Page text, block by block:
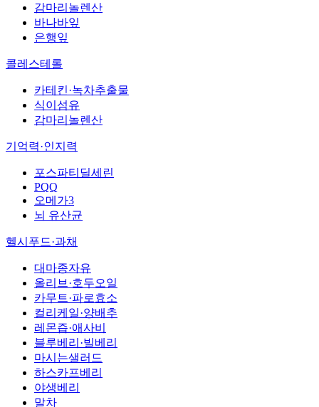
감마리놀렌산
바나바잎
은행잎
콜레스테롤
카테킨·녹차추출물
식이섬유
감마리놀렌산
기억력·인지력
포스파티딜세린
PQQ
오메가3
뇌 유산균
헬시푸드·과채
대마종자유
올리브·호두오일
카무트·파로효소
컬리케일·양배추
레몬즙·애사비
블루베리·빌베리
마시는샐러드
하스카프베리
야생베리
말차